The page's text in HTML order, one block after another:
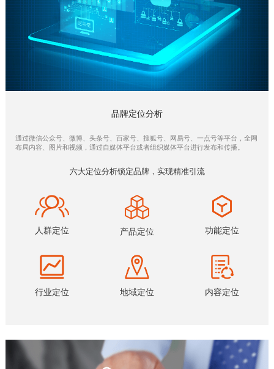
品牌定位分析
通过微信公众号、微博、头条号、百家号、搜狐号、网易号、一点号等平台，全网
布局内容、图片和视频，通过自媒体平台或者组织媒体平台进行发布和传播。
六大定位分析锁定品牌，实现精准引流
人群定位 产品定位 功能定位
行业定位 地域定位 内容定位